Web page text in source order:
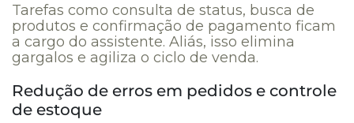
Tarefas como consulta de status, busca de
produtos e confirmação de pagamento ficam
a cargo do assistente. Aliás, isso elimina
gargalos e agiliza o ciclo de venda.
Redução de erros em pedidos e controle
de estoque